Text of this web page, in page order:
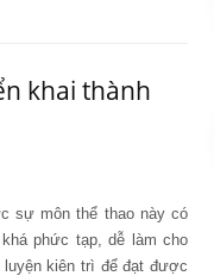
khai thành
sự môn thể thao này có
phức tạp, dễ làm cho
kiên trì để đạt được